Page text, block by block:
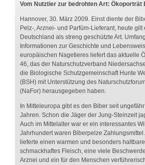
Vom Nutztier zur bedrohten Art: Ökoporträt
Hannover, 30. März 2009. Einst diente der
Pelz-, Arznei- und Parfüm-Lieferant, heute gilt
Deutschland als streng geschützte Art.
Informationen zur Geschichte und
europäischen Nagetieres liefert das aktuelle
46, das der Naturschutzverband
die Biologische Schutzgemeinschaft Hunte
(BSH) mit Unterstützung des
(NaFor) herausgegeben haben.
In Mitteleuropa gibt es den Biber seit
Jahren. Schon die Jäger der Jung-Steinzeit
Auch im Mittelalter war er ein interessantes
Jahrhundert waren Biberpelze
lieferte einen warmen und besonders
schmackhaftes Fleisch, eine viele
Arznei und ein für den Menschen